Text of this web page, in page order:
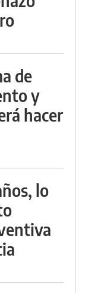
de
y
hacer
lo